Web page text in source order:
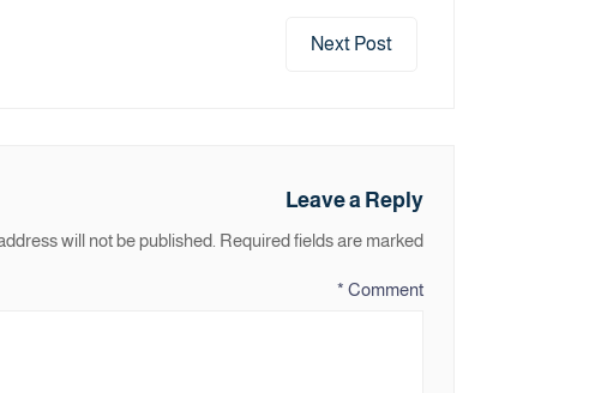
Next Post
Leave a Reply
will not be published. Required fields are marked
Comment
*